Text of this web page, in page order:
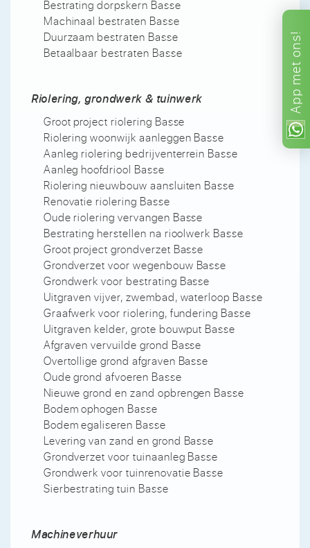
App
met
ons!
Bestrating dorpskern Basse
Machinaal bestraten Basse
Duurzaam bestraten Basse
Betaalbaar bestraten Basse
Riolering, grondwerk & tuinwerk
Groot project riolering Basse
Riolering woonwijk aanleggen Basse
Aanleg riolering bedrijventerrein Basse
Aanleg hoofdriool Basse
Riolering nieuwbouw aansluiten Basse
Renovatie riolering Basse
Oude riolering vervangen Basse
Bestrating herstellen na rioolwerk Basse
Groot project grondverzet Basse
Grondverzet voor wegenbouw Basse
Grondwerk voor bestrating Basse
Uitgraven vijver, zwembad, waterloop Basse
Graafwerk voor riolering, fundering Basse
Uitgraven kelder, grote bouwput Basse
Afgraven vervuilde grond Basse
Overtollige grond afgraven Basse
Oude grond afvoeren Basse
Nieuwe grond en zand opbrengen Basse
Bodem ophogen Basse
Bodem egaliseren Basse
Levering van zand en grond Basse
Grondverzet voor tuinaanleg Basse
Grondwerk voor tuinrenovatie Basse
Sierbestrating tuin Basse
Machineverhuur